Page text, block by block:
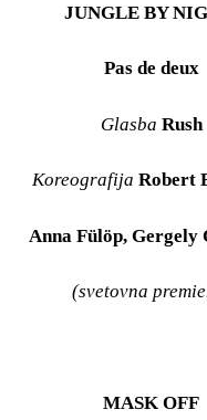
JUNGLE BY
Pas de deux
Glasba Rush
Koreografija Robert
Anna Fülöp, Gergely
(svetovna
MASK OFF